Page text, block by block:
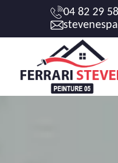
04 82 29